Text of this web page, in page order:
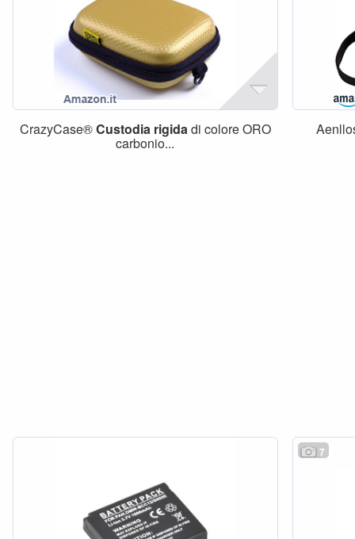
CrazyCase®Custodia rigidadi colore ORO
carbonio...
7